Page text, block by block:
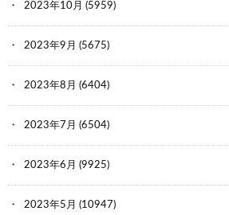
2023年10月 (5959)
2023年9月 (5675)
2023年8月 (6404)
2023年7月 (6504)
2023年6月 (9925)
2023年5月 (10947)